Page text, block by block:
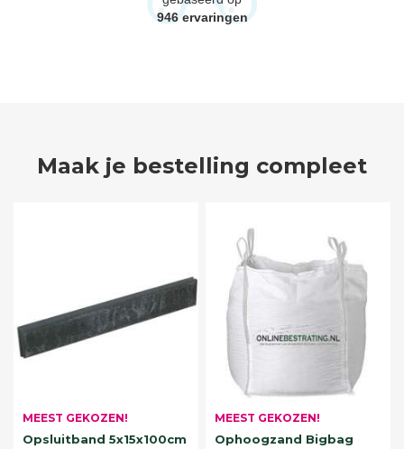
946 ervaringen
Maak je bestelling compleet
MEEST GEKOZEN!
Opsluitband 5x15x100cm
MEEST GEKOZEN!
Ophoogzand Bigbag